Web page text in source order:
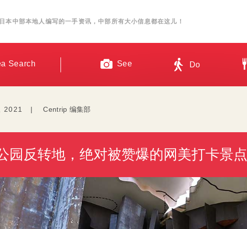
本中部本地人编写的一手资讯，中部所有大小信息都在这儿！
Search See Do
2021 | Centrip 编集部
园反转地，绝对被赞爆的网美打卡景点